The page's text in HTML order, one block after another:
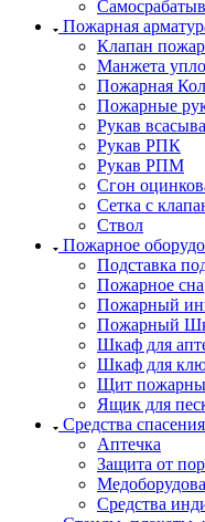
Пожарная
Клапан
Манжета
Пожарная
Пожарные
Рукав
Рукав РПК
Рукав РПМ
Сгон
Сетка с
Ствол
Пожарное
Подставка
Пожарное
Пожарный
Пожарный
Шкаф для
Шкаф для
Щит
Ящик для
Средства спасения
Аптечка
Защита от
Средства